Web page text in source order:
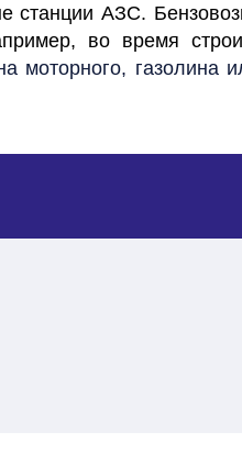
станции АЗС.
во время
моторного, газолина